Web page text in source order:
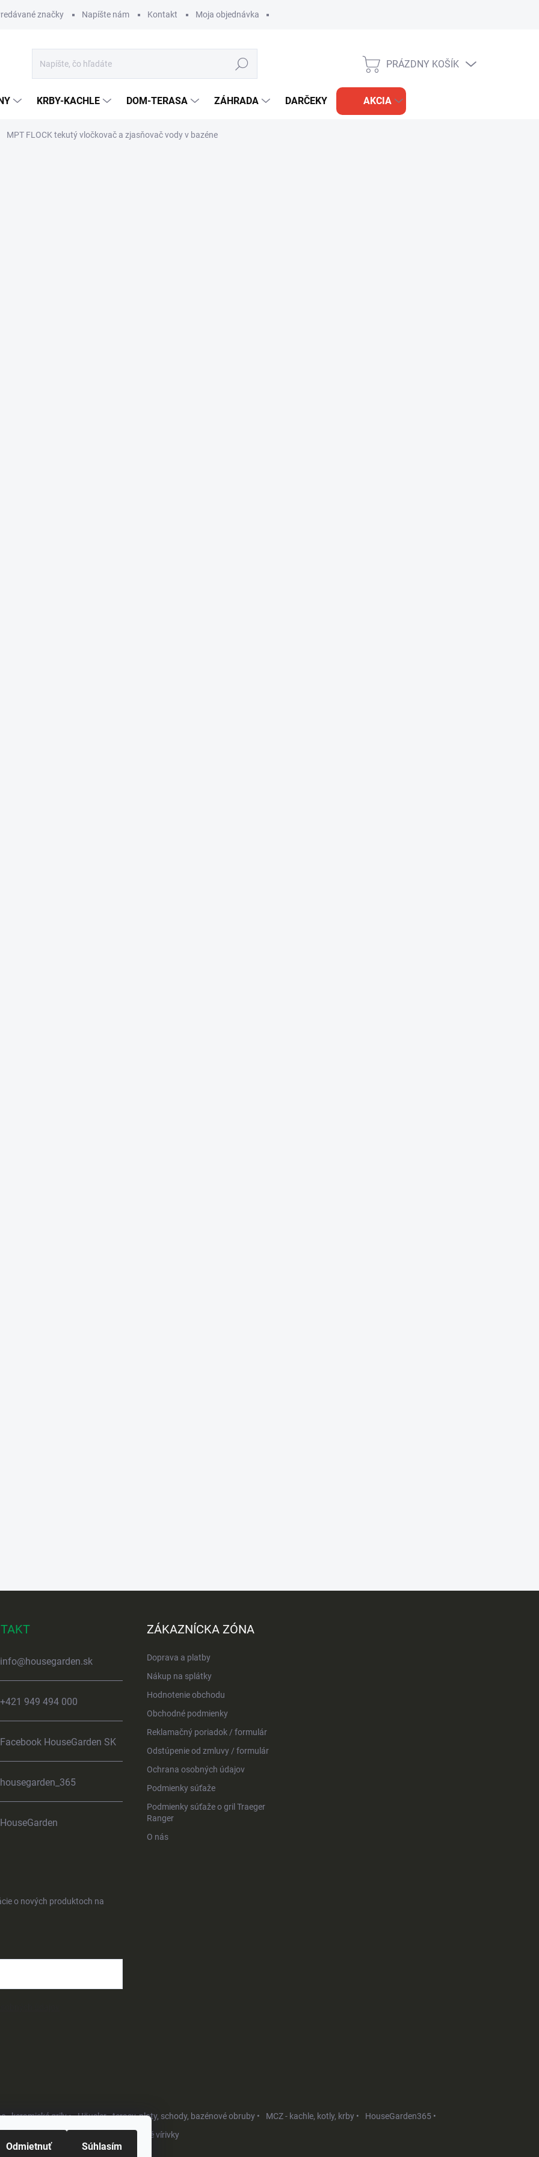
Odmietnuť Súhlasím
značky Napíšte nám Kontakt Moja objednávka
Hľadať
NÁKUPNÝ
PRÁZDNY KOŠÍK
KRBY-KACHLE DOM-TERASA ZÁHRADA DARČEKY AKCIA
MPT FLOCK tekutý vločkovač a zjasňovač vody v bazéne
info@housegarden.sk
+421 949 494 000
Facebook HouseGarden SK
housegarden_365
HouseGarden
ZÁKAZNÍCKA ZÓNA
Doprava a platby
Nákup na splátky
Hodnotenie obchodu
Obchodné podmienky
Reklamačný poriadok / formulár
Odstúpenie od zmluvy / formulár
Ochrana osobných údajov
Podmienky súťaže
Podmienky súťaže o gril Traeger
Ranger
O nás
o nových produktoch na
- keramické grily • Häusler - terasy, ploty, schody, bazénové obruby • MCZ - kachle, kotly, krby •
HouseGarden365 •
Softub - luxusné vírivky